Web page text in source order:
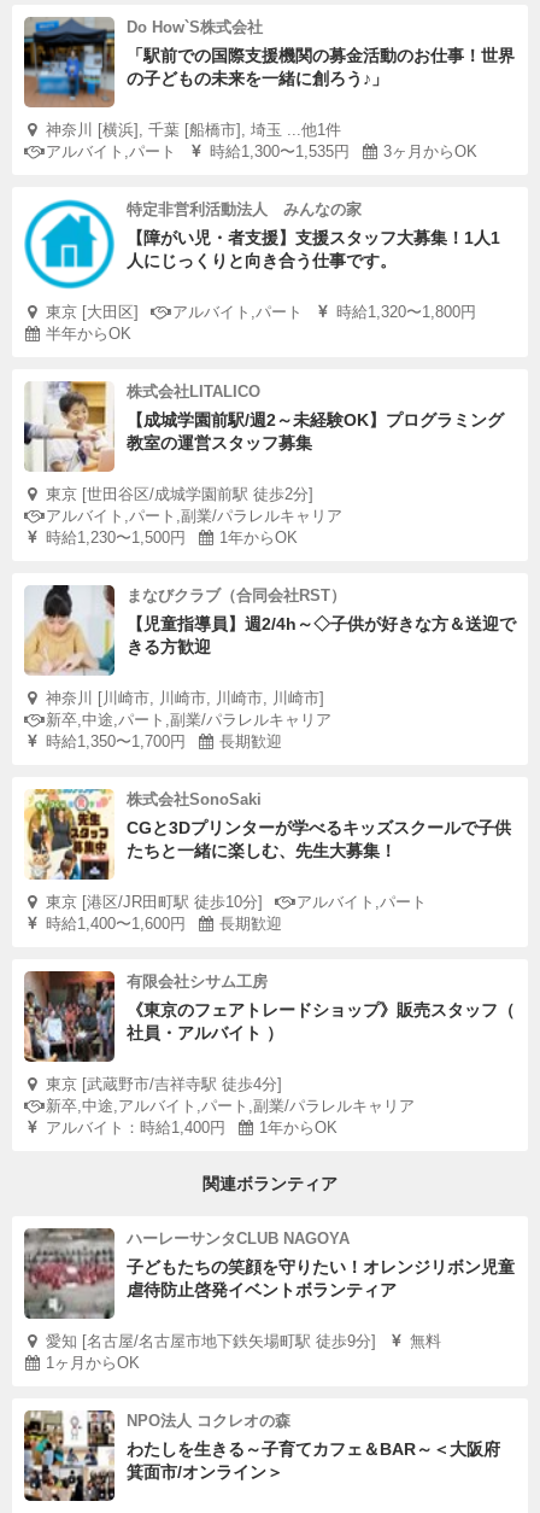
Do How`S株式会社
「駅前での国際支援機関の募金活動のお仕事！世界
の子どもの未来を一緒に創ろう♪」
神奈川 [横浜], 千葉 [船橋市], 埼玉 ...他1件
アルバイト,パート
時給1,300〜1,535円 3ヶ月からOK
特定非営利活動法人 みんなの家
【障がい児・者支援】支援スタッフ大募集！1人1
人にじっくりと向き合う仕事です。
東京 [大田区] アルバイト,パート
時給1,320〜1,800円
半年からOK
株式会社LITALICO
【成城学園前駅/週2～未経験OK】プログラミング
教室の運営スタッフ募集
東京 [世田谷区/成城学園前駅 徒歩2分]
アルバイト,パート,副業/パラレルキャリア
時給1,230〜1,500円
1年からOK
まなびクラブ（合同会社RST）
【児童指導員】週2/4h～◇子供が好きな方＆送迎で
きる方歓迎
神奈川 [川崎市, 川崎市, 川崎市, 川崎市]
新卒,中途,パート,副業/パラレルキャリア
時給1,350〜1,700円
長期歓迎
株式会社SonoSaki
CGと3Dプリンターが学べるキッズスクールで子供
たちと一緒に楽しむ、先生大募集！
東京 [港区/JR田町駅 徒歩10分]
アルバイト,パート
時給1,400〜1,600円
長期歓迎
有限会社シサム工房
《東京のフェアトレードショップ》販売スタッフ（
社員・アルバイト ）
東京 [武蔵野市/吉祥寺駅 徒歩4分]
新卒,中途,アルバイト,パート,副業/パラレルキャリア
アルバイト：時給1,400円
1年からOK
関連ボランティア
ハーレーサンタCLUB NAGOYA
子どもたちの笑顔を守りたい！オレンジリボン児童
虐待防止啓発イベントボランティア
愛知 [名古屋/名古屋市地下鉄矢場町駅 徒歩9分]
無料
1ヶ月からOK
NPO法人 コクレオの森
わたしを生きる～子育てカフェ＆BAR～＜大阪府
箕面市/オンライン＞